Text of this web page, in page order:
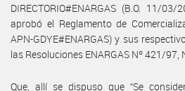
DIRECTORIO#ENARGAS (B.O. 11/
aprobó el Reglamento de
APN-GDYE#ENARGAS) y sus
las Resoluciones ENARGAS Nº 421/97,
Que, allí se dispuso que “Se